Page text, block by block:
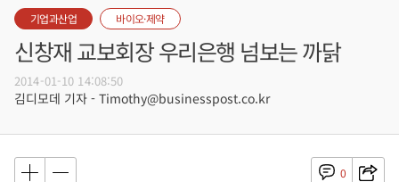
기업과산업 바이오·제약
신창재 교보회장 우리은행 넘보는 까닭
2014-01-10 14:08:50
김디모데 기자 - Timothy@businesspost.co.kr
0